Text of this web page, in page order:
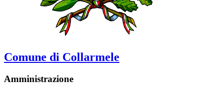
Comune di Collarmele
Amministrazione